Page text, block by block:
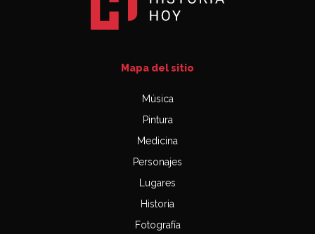
Mapa del sitio
Música
Pintura
Medicina
Personajes
Lugares
Historia
Fotografía